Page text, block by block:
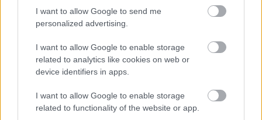
I want to allow Google to send me
personalized advertising.
I want to allow Google to enable storage
related to analytics like cookies on web or
device identifiers in apps.
I want to allow Google to enable storage
related to functionality of the website or app.
Amerikai rakétákat is zsákmányolt az
előrenyomuló orosz hadsereg
a hőmérséklet, délutántól érkezik az eső